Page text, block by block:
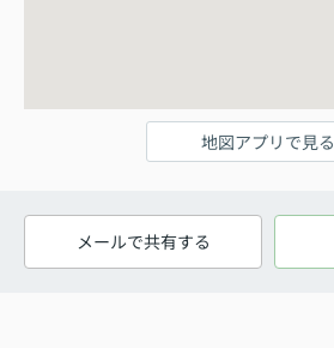
地図アプリで見る
メールで共有する